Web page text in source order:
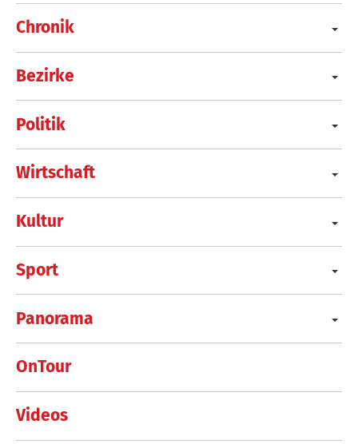
Chronik
Bezirke
Politik
Wirtschaft
Kultur
Sport
Panorama
OnTour
Videos